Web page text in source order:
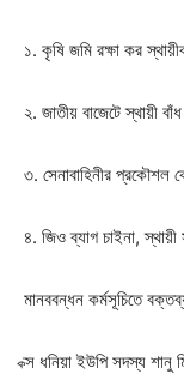
১. কৃষি জমি রক্ষা কর
২. জাতীয় বাজেটে স্থায়ী
৩. সেনাবাহিনীর
৪. জিও ব্যাগ চাইনা, স্থায়ী
মানববন্ধন কর্মসূচিতে
ক্স ধনিয়া ইউপি সদস্য শানু